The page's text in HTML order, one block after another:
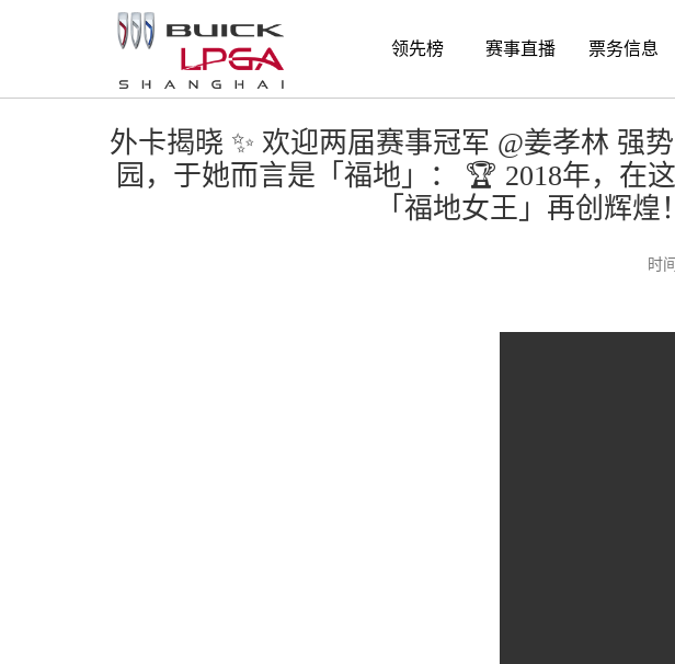
领先榜 赛事直播 票务信息
精彩时刻
外卡揭晓 ✨ 欢迎两届赛事冠军 @姜孝林 强
园，于她而言是「福地」： 🏆 2018年，在
「福地女王」再创辉
时